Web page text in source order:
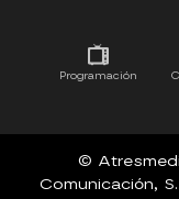
Programación
©
Comunicación,